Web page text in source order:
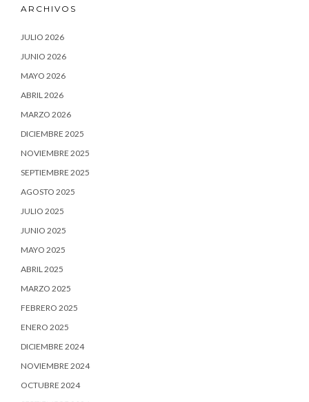
ARCHIVOS
JULIO 2026
JUNIO 2026
MAYO 2026
ABRIL 2026
MARZO 2026
DICIEMBRE 2025
NOVIEMBRE 2025
SEPTIEMBRE 2025
AGOSTO 2025
JULIO 2025
JUNIO 2025
MAYO 2025
ABRIL 2025
MARZO 2025
FEBRERO 2025
ENERO 2025
DICIEMBRE 2024
NOVIEMBRE 2024
OCTUBRE 2024